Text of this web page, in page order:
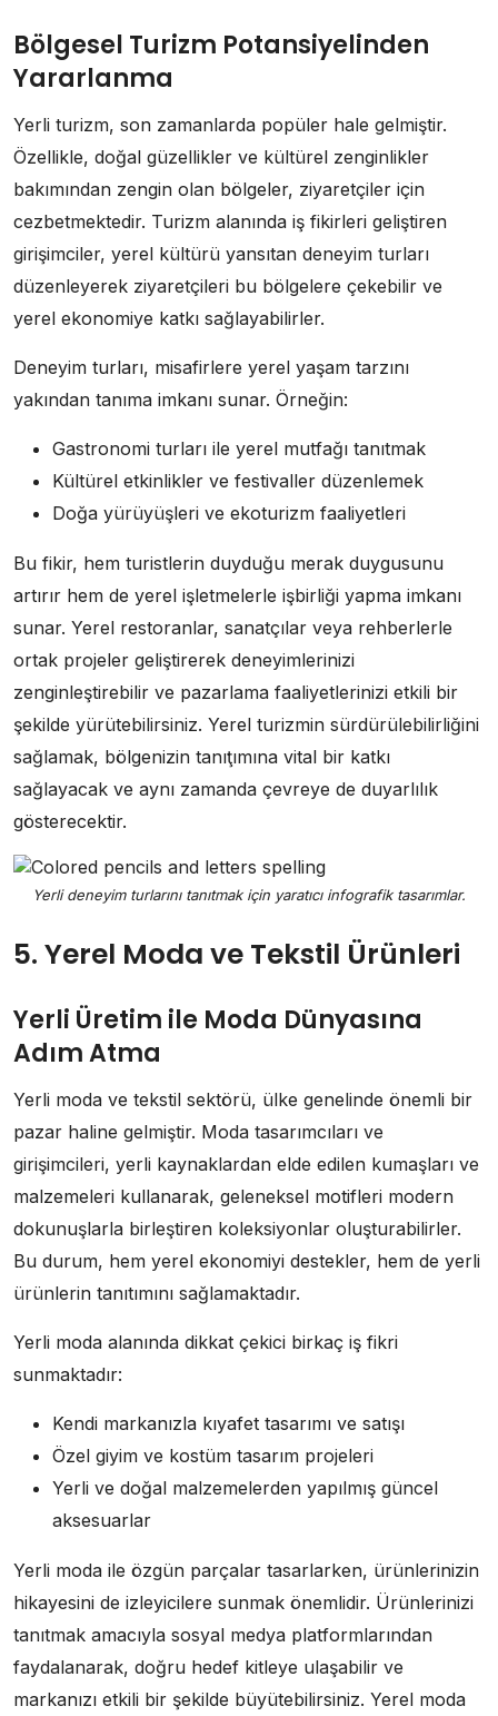
Bölgesel Turizm Potansiyelinden
Yararlanma
Yerli turizm, son zamanlarda popüler hale gelmiştir.
Özellikle, doğal güzellikler ve kültürel zenginlikler
bakımından zengin olan bölgeler, ziyaretçiler için
cezbetmektedir. Turizm alanında iş fikirleri geliştiren
girişimciler, yerel kültürü yansıtan deneyim turları
düzenleyerek ziyaretçileri bu bölgelere çekebilir ve
yerel ekonomiye katkı sağlayabilirler.
Deneyim turları, misafirlere yerel yaşam tarzını
yakından tanıma imkanı sunar. Örneğin:
Gastronomi turları ile yerel mutfağı tanıtmak
Kültürel etkinlikler ve festivaller düzenlemek
Doğa yürüyüşleri ve ekoturizm faaliyetleri
Bu fikir, hem turistlerin duyduğu merak duygusunu
artırır hem de yerel işletmelerle işbirliği yapma imkanı
sunar. Yerel restoranlar, sanatçılar veya rehberlerle
ortak projeler geliştirerek deneyimlerinizi
zenginleştirebilir ve pazarlama faaliyetlerinizi etkili bir
şekilde yürütebilirsiniz. Yerel turizmin sürdürülebilirliğini
sağlamak, bölgenizin tanıţımına vital bir katkı
sağlayacak ve aynı zamanda çevreye de duyarlılık
gösterecektir.
Yerli deneyim turlarını tanıtmak için yaratıcı infografik tasarımlar.
5. Yerel Moda ve Tekstil Ürünleri
Yerli Üretim ile Moda Dünyasına
Adım Atma
Yerli moda ve tekstil sektörü, ülke genelinde önemli bir
pazar haline gelmiştir. Moda tasarımcıları ve
girişimcileri, yerli kaynaklardan elde edilen kumaşları ve
malzemeleri kullanarak, geleneksel motifleri modern
dokunuşlarla birleştiren koleksiyonlar oluşturabilirler.
Bu durum, hem yerel ekonomiyi destekler, hem de yerli
ürünlerin tanıtımını sağlamaktadır.
Yerli moda alanında dikkat çekici birkaç iş fikri
sunmaktadır:
Kendi markanızla kıyafet tasarımı ve satışı
Özel giyim ve kostüm tasarım projeleri
Yerli ve doğal malzemelerden yapılmış güncel
aksesuarlar
Yerli moda ile özgün parçalar tasarlarken, ürünlerinizin
hikayesini de izleyicilere sunmak önemlidir. Ürünlerinizi
tanıtmak amacıyla sosyal medya platformlarından
faydalanarak, doğru hedef kitleye ulaşabilir ve
markanızı etkili bir şekilde büyütebilirsiniz. Yerel moda